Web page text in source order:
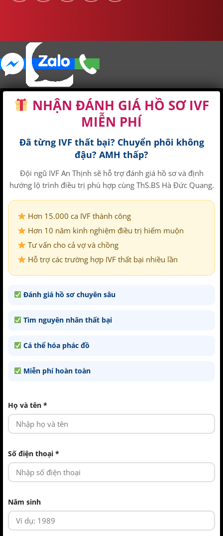
NHẬN ĐÁNH GIÁ HỒ SƠ IVF
MIỄN PHÍ
Đã từng IVF thất bại? Chuyển phôi không
đậu? AMH thấp?
Đội ngũ IVF An Thịnh sẽ hỗ trợ đánh giá hồ sơ và định
hướng lộ trình điều trị phù hợp cùng ThS.BS Hà Đức Quang.
Hơn 15.000 ca IVF thành công
Hơn 10 năm kinh nghiệm điều trị hiếm muộn
Tư vấn cho cả vợ và chồng
Hỗ trợ các trường hợp IVF thất bại nhiều lần
Đánh giá hồ sơ chuyên sâu
Tìm nguyên nhân thất bại
Cá thể hóa phác đồ
Miễn phí hoàn toàn
Họ và tên *
Số điện thoại *
Năm sinh